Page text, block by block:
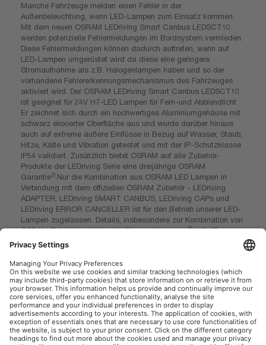
Manche Fahrzeuge melden einen Fehler in der
Außenbeleuchtung, wenn LED-Lampen zum Einsatz kommen.
Mit dem neuen OSRAM LEDriving Smart Canbus LEDSCT10
werden potenzielle Fehlermeldungen im Bordsystem vermieden.
Diese Fehlermeldungen können dadurch auftreten, wenn auf
LED-Lampen umgerüstet wird da diese eine geringere
Stromaufnahme als z.B. Halogenlampen haben und so der
vorhandene Fehlererkennungsmechanismus des Fahrzeuges
aktiviert wird. Der OSRAM LEDriving Smart Canbus LEDSCT10
ist geeignet für 24V H7-LED Lampen für Fern-und Abblendlicht
Er zeichnet sich durch ein hochwertiges Aluminiumgehäuse mit
schwarz eloxierter Oberfläche aus und wurde darüber hinaus
auch auf extreme äußere Einflüsse in Bezug auf Wasser, Staub,
Hitze, Kälte und Vibration getestet und mit der IP-Schutzklasse
IP54 validiert. Zusätzlich bietet OSRAM auf alle Zubehör-
Produkte der LEDriving Serie eine dreijährige OSRAM
Garantie2) .Nur die Kombination aus OSRAM LED Lampen in
Verbindung mit dem offiziellen OSRAM Zubehör - LEDriving
ADAPTER, LEDriving SMART CANBUS, LEDriving CAPs und
LEDriving ERROR CANCELLER ist für den Betrieb unserer LED-
Lampen zugelassen. Details, insbesondere zur Kombination von
OSRAM Zubehör und den straßenzugelassenen1)NIGHT
BREAKER LED und TRUCKSTAR LED-Lampen, finden Sie auf
den jeweiligen Produktseiten unter: NIGHT BREAKER LED
Kompatibilitätslisten | Automotive (osram.de).
OSRAM Automotive im Social Web